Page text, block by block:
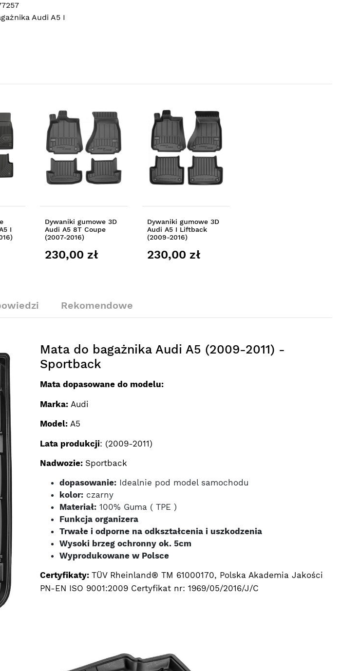
Audi A5 I
I
Dywaniki gumowe 3D
Audi A5 8T Coupe
(2007-2016)
230,00 zł
Dywaniki gumowe 3D
Audi A5 I Liftback
(2009-2016)
230,00 zł
Rekomendowe
Mata do bagażnika Audi A5 (2009-2011) -
Sportback
Mata dopasowane do modelu:
Marka: Audi
Model: A5
Lata produkcji: (2009-2011)
Nadwozie: Sportback
dopasowanie: Idealnie pod model samochodu
kolor: czarny
Materiał: 100% Guma ( TPE )
Funkcja organizera
Trwałe i odporne na odkształcenia i uszkodzenia
Wysoki brzeg ochronny ok. 5cm
Wyprodukowane w Polsce
Certyfikaty: TÜV Rheinland® TM 61000170, Polska Akademia Jakości
PN-EN ISO 9001:2009 Certyfikat nr: 1969/05/2016/J/C